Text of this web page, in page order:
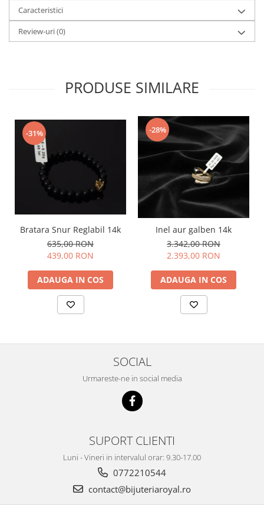
Caracteristici
Review-uri(0)
PRODUSE SIMILARE
-31%
Bratara Snur Reglabil 14k
635,00 RON
439,00 RON
ADAUGA IN COS
-28%
Inel aur galben 14k
3.342,00 RON
2.393,00 RON
ADAUGA IN COS
SOCIAL
Urmareste-ne in social media
SUPORT CLIENTI
Luni - Vineri in intervalul orar: 9.30-17.00
0772210544
contact@bijuteriaroyal.ro